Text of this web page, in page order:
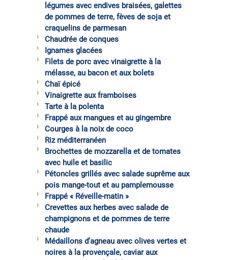
légumes avec endives braisées, galettes
de pommes de terre, fèves de soja et
craquelins de parmesan
Chaudrée de conques
Ignames glacées
Filets de porc avec vinaigrette à la
mélasse, au bacon et aux bolets
Chaï épicé
Vinaigrette aux framboises
Tarte à la polenta
Frappé aux mangues et au gingembre
Courges à la noix de coco
Riz méditerranéen
Brochettes de mozzarella et de tomates
avec huile et basilic
Pétoncles grillés avec salade suprême aux
pois mange-tout et au pamplemousse
Frappé « Réveille-matin »
Crevettes aux herbes avec salade de
champignons et de pommes de terre
chaude
Médaillons d’agneau avec olives vertes et
noires à la provençale, caviar aux